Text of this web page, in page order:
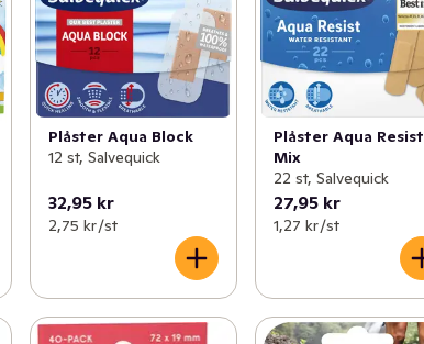
Plåster Aqua Block
12 st, Salvequick
32,95 kr
2,75 kr /st
Plåster Aqua Resist
Mix
22 st, Salvequick
27,95 kr
1,27 kr /st